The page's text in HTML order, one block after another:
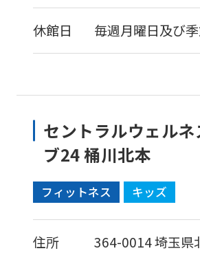
休館日 毎週月曜日及び
セントラルウェルネ
ブ24 桶川北本
フィットネス キッズ
住所 364-0014埼玉県